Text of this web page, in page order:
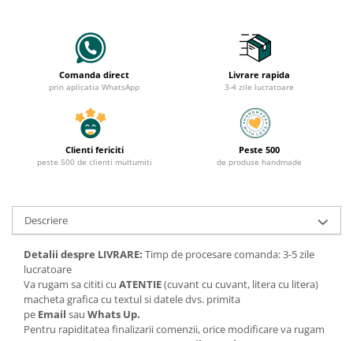
Comanda direct
prin aplicatia WhatsApp
Livrare rapida
3-4 zile lucratoare
Clienti fericiti
peste 500 de clienti multumiti
Peste 500
de produse handmade
Descriere
Detalii despre LIVRARE: Timp de procesare comanda: 3-5 zile
lucratoare
Va rugam sa cititi cu ATENTIE(cuvant cu cuvant, litera cu litera)
macheta grafica cu textul si datele dvs. primita
pe Email sau Whats Up.
Pentru rapiditatea finalizarii comenzii, orice modificare va rugam